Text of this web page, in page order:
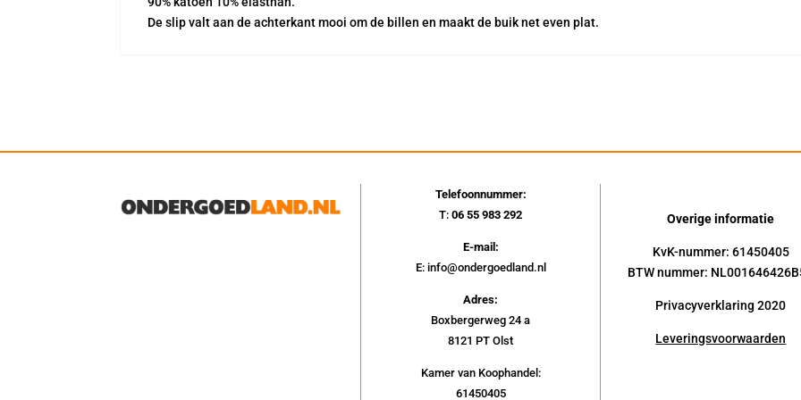
De slip valt aan de achterkant mooi om de billen en maakt de buik net even plat.
Telefoonnummer:
T:06 55 983 292
E-mail:
E: info@ondergoedland.nl
Adres:
Boxbergerweg 24 a
8121 PT Olst
Kamer van Koophandel:
61450405
Overige informatie
KvK-nummer: 61450405
BTW nummer:
Privacyverklaring 2020
Leveringsvoorwaarden